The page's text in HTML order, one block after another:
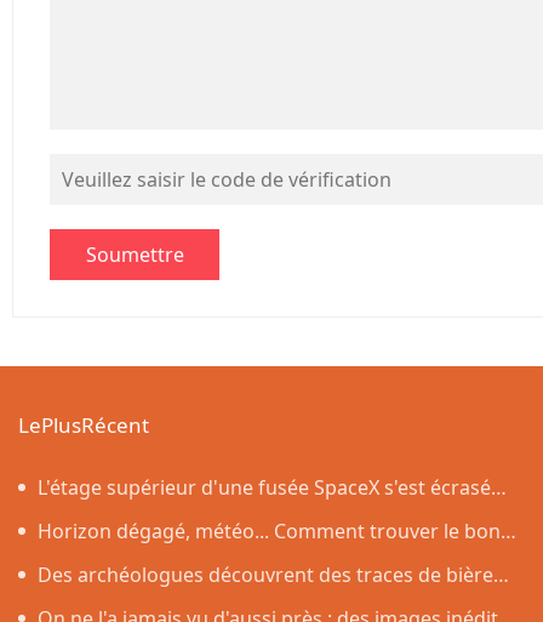
LePlusRécent
L'étage supérieur d'une fusée SpaceX s'est écrasé
sur la Lune, comme prévu par les scientifiques
Horizon dégagé, météo... Comment trouver le bon
endroit pour observer l'éclipse solaire du 12 août
Des archéologues découvrent des traces de bière